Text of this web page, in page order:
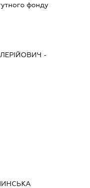
фонду
-